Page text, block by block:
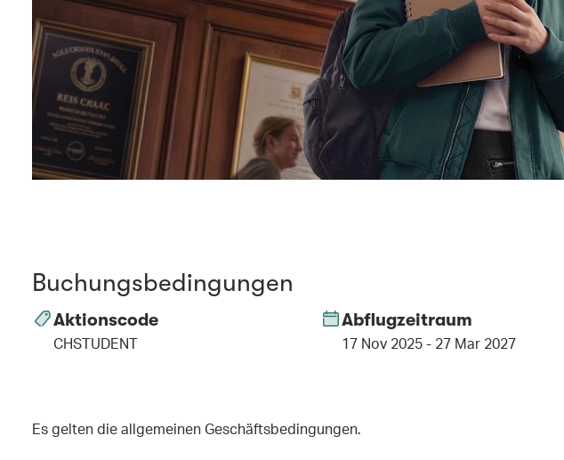
Buchungsbedingungen
Aktionscode
CHSTUDENT
Abflugzeitraum
17 Nov 2025 - 27 Mar 2027
Es gelten die allgemeinen Geschäftsbedingungen.